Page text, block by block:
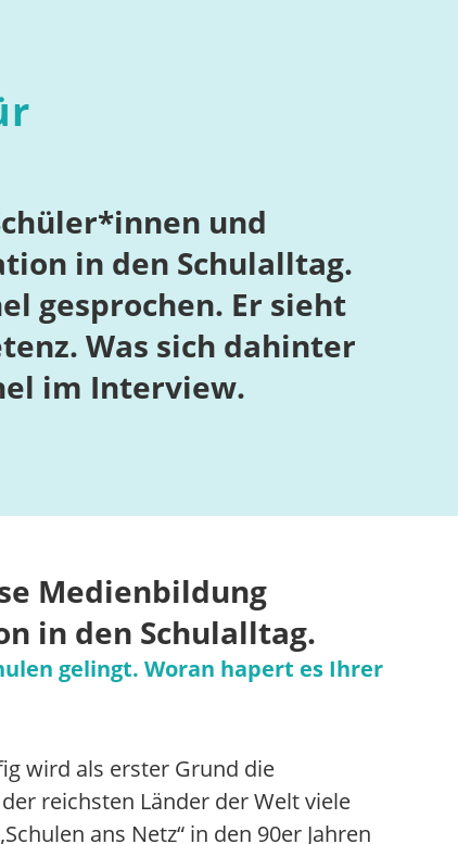
und
in den Schulalltag.
gesprochen. Er sieht
Was sich dahinter
im Interview.
Medienbildung
in den Schulalltag.
gelingt. Woran hapert es Ihrer
wird als erster Grund die
reichsten Länder der Welt viele
ans Netz“ in den 90er Jahren